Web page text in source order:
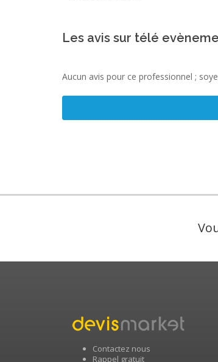
Les avis sur télé
Aucun avis pour ce professionnel ;
Contactez nous
Rappel gratuit